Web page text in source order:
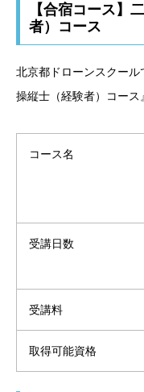
【合宿コース】
者）コース
北京都ドローンスクー
操縦士（経験者）コース
コース名
受講日数
受講料
取得可能資格